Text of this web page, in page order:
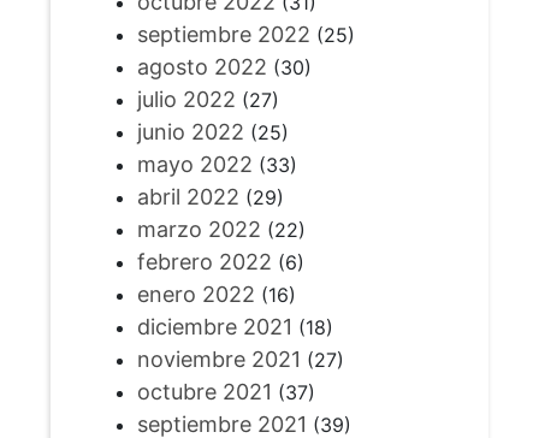
septiembre 2022 (25)
agosto 2022 (30)
julio 2022 (27)
junio 2022 (25)
mayo 2022 (33)
abril 2022 (29)
marzo 2022 (22)
febrero 2022 (6)
enero 2022 (16)
diciembre 2021 (18)
noviembre 2021 (27)
octubre 2021 (37)
septiembre 2021 (39)